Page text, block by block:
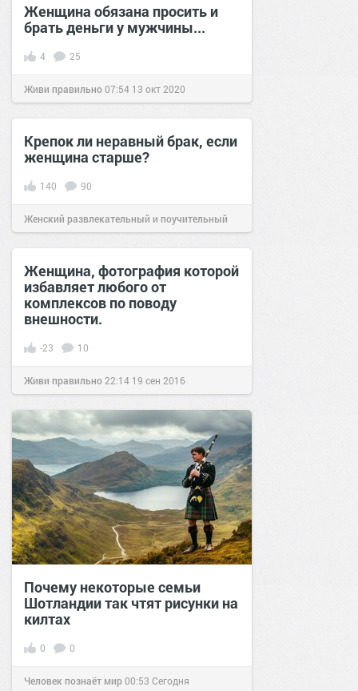
Женщина обязана просить и
брать деньги у мужчины...
4 25
Живи правильно07:54 13 окт 2020
Крепок ли неравный брак, если
женщина старше?
140 90
Женский развлекательный и поучительный
сайт. 20:05 16 сен 2019
Женщина, фотография которой
избавляет любого от
комплексов по поводу
внешности.
-23 10
Живи правильно 22:14 19 сен 2016
Почему некоторые семьи
Шотландии так чтят рисунки на
килтах
0 0
Человек познаёт мир00:53 Сегодня